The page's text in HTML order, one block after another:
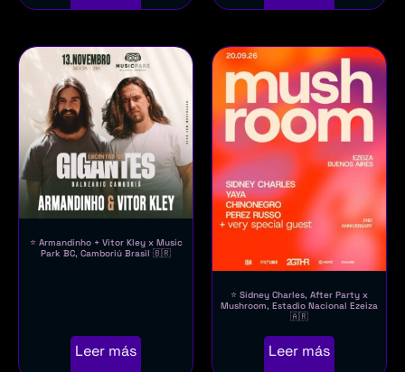
⭐ Armandinho + Vitor Kley x Music
Park BC, Camboriú Brasil 🇧🇷
Leer más
⭐ Sidney Charles, After Party x
Mushroom, Estadio Nacional Ezeiza
🇦🇷
Leer más